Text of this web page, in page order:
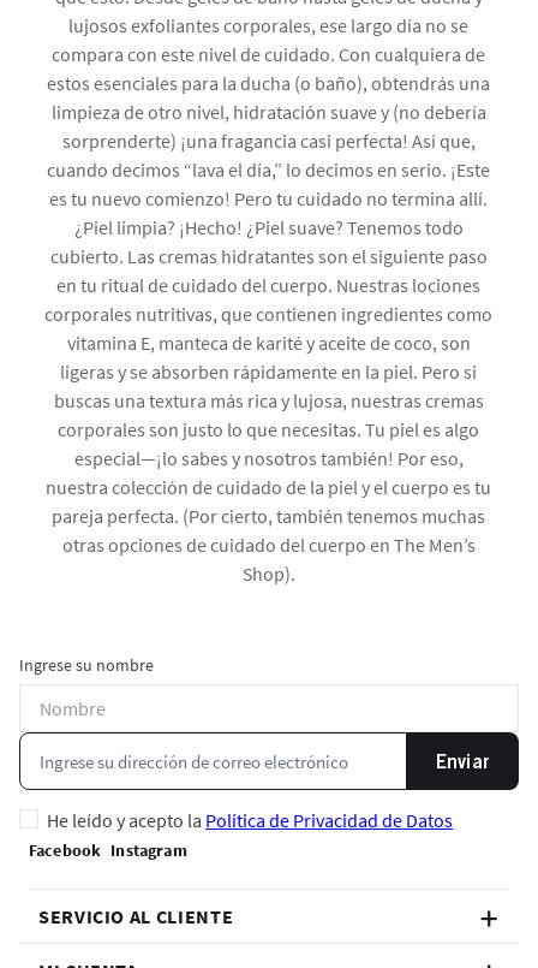
lujosos exfoliantes corporales, ese largo día no se
compara con este nivel de cuidado. Con cualquiera de
estos esenciales para la ducha (o baño), obtendrás una
limpieza de otro nivel, hidratación suave y (no debería
sorprenderte) ¡una fragancia casi perfecta! Así que,
cuando decimos “lava el día,” lo decimos en serio. ¡Este
es tu nuevo comienzo! Pero tu cuidado no termina allí.
¿Piel limpia? ¡Hecho! ¿Piel suave? Tenemos todo
cubierto. Las cremas hidratantes son el siguiente paso
en tu ritual de cuidado del cuerpo. Nuestras lociones
corporales nutritivas, que contienen ingredientes como
vitamina E, manteca de karité y aceite de coco, son
ligeras y se absorben rápidamente en la piel. Pero si
buscas una textura más rica y lujosa, nuestras cremas
corporales son justo lo que necesitas. Tu piel es algo
especial—¡lo sabes y nosotros también! Por eso,
nuestra colección de cuidado de la piel y el cuerpo es tu
pareja perfecta. (Por cierto, también tenemos muchas
otras opciones de cuidado del cuerpo en The Men’s
Shop).
Ingrese su nombre
Enviar
He leído y acepto la Política de Privacidad de Datos
SERVICIO AL CLIENTE